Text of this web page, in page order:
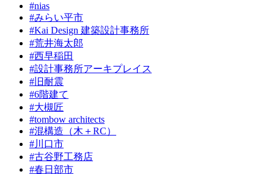
#nias
#みらい平市
#Kai Design 建築設計事務所
#荒井海太郎
#西早稲田
#設計事務所アーキプレイス
#旧耐震
#6階建て
#大槻匠
#tombow architects
#混構造（木＋RC）
#川口市
#古谷野工務店
#春日部市